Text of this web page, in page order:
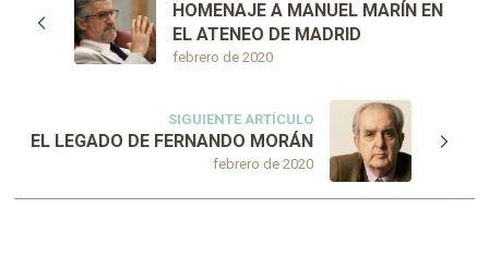
febrero de 2020
HOMENAJE A MANUEL MARÍN EN
EL ATENEO DE MADRID
SIGUIENTE ARTÍCULO
febrero de 2020
EL LEGADO DE FERNANDO MORÁN